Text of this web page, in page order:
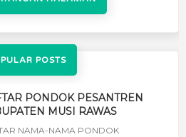
POSTS
PONDOK PESANTREN
MUSI RAWAS
NAMA-NAMA PONDOK